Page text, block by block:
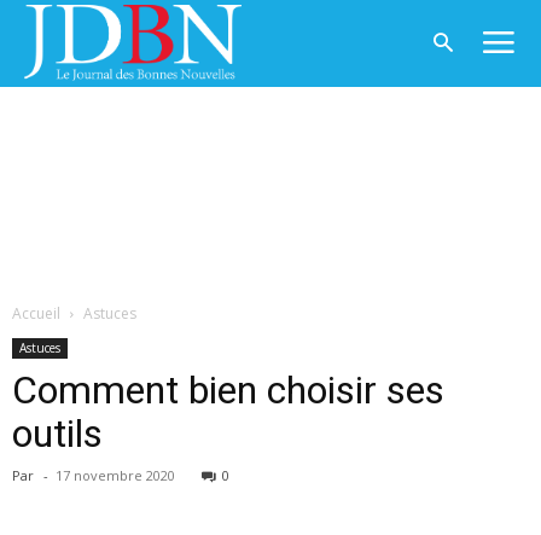
Accueil Astuces
Astuces
Comment bien choisir ses
outils
Par - 17 novembre 2020 0